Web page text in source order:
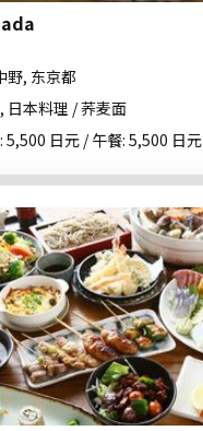
野, 东京都
日本料理 / 荞麦面
5,500 日元 / 午餐: 5,500 日元